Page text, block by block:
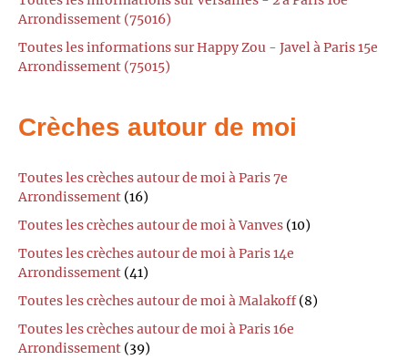
Arrondissement (75016)
Toutes les informations sur Happy Zou - Javel à Paris 15e
Arrondissement (75015)
Crèches autour de moi
Toutes les crèches autour de moi à Paris 7e
Arrondissement (16)
Toutes les crèches autour de moi à Vanves (10)
Toutes les crèches autour de moi à Paris 14e
Arrondissement (41)
Toutes les crèches autour de moi à Malakoff(8)
Toutes les crèches autour de moi à Paris 16e
Arrondissement (39)